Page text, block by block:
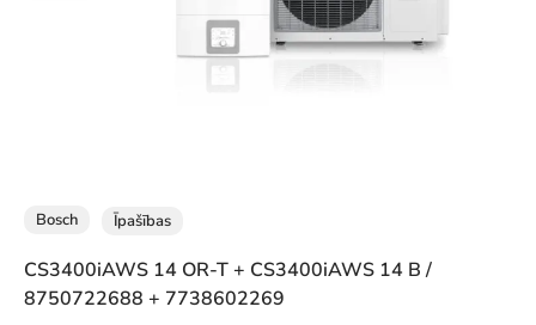
Bosch Īpašības
CS3400iAWS 14 OR-T + CS3400iAWS 14 B /
8750722688 + 7738602269